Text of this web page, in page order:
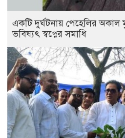
একটি দুর্ঘটনায় পেহেলির অকাল
ভবিষ্যৎ স্বপ্নের সমাধি